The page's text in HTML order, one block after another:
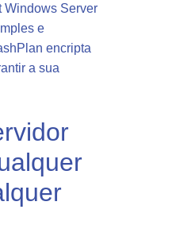
Windows Server
e
encripta
a sua